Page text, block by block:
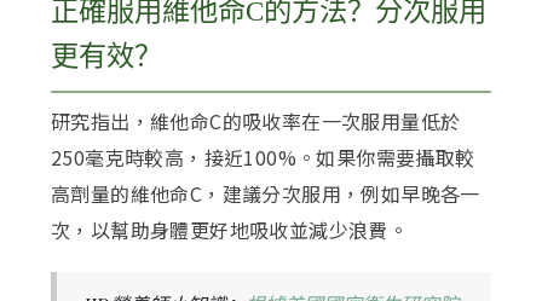
正確服用維他命C的方法？分次服用
更有效？
研究指出，維他命C的吸收率在一次服用量低於
250毫克時較高，接近100%。如果你需要攝取較
高劑量的維他命C，建議分次服用，例如早晚各一
次，以幫助身體更好地吸收並減少浪費。